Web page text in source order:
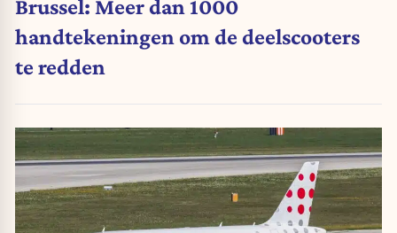
Brussel: Meer dan 1000
handtekeningen om de deelscooters
te redden